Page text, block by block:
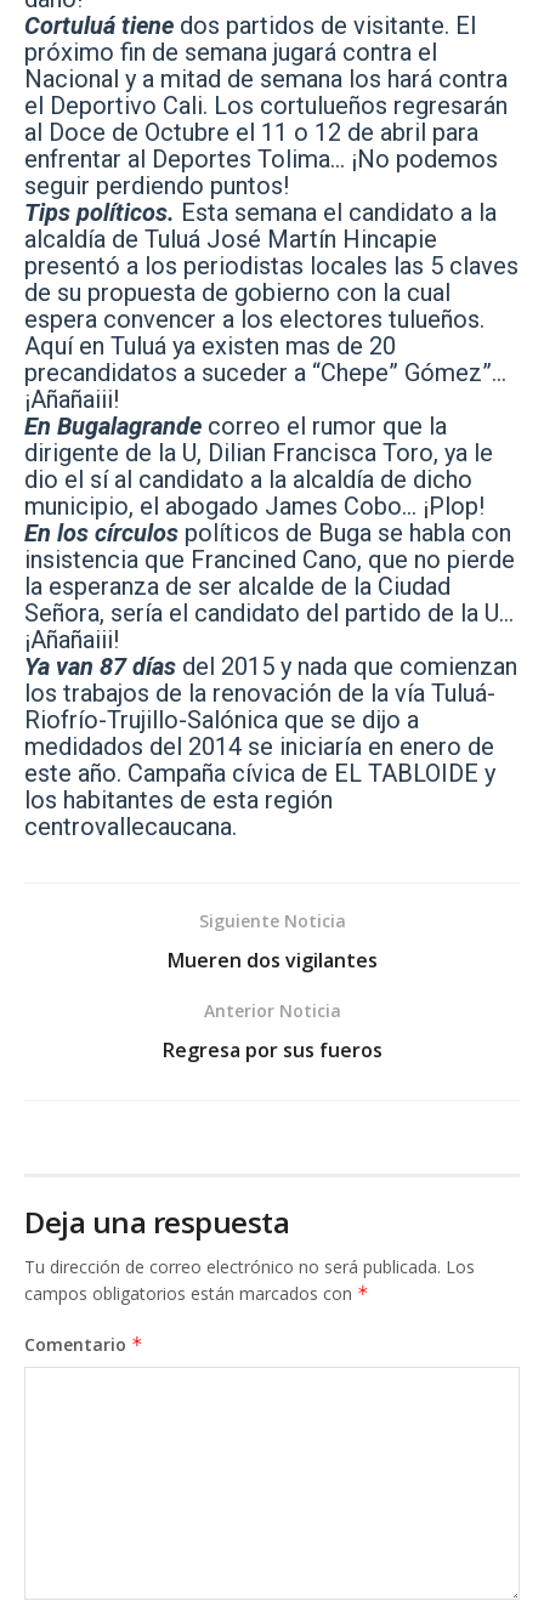
Cortuluá tiene dos partidos de visitante. El
próximo fin de semana jugará contra el
Nacional y a mitad de semana los hará contra
el Deportivo Cali. Los cortulueños regresarán
al Doce de Octubre el 11 o 12 de abril para
enfrentar al Deportes Tolima… ¡No podemos
seguir perdiendo puntos!
Tips políticos. Esta semana el candidato a la
alcaldía de Tuluá José Martín Hincapie
presentó a los periodistas locales las 5 claves
de su propuesta de gobierno con la cual
espera convencer a los electores tulueños.
Aquí en Tuluá ya existen mas de 20
precandidatos a suceder a “Chepe” Gómez”…
¡Añañaiii!
En Bugalagrande correo el rumor que la
dirigente de la U, Dilian Francisca Toro, ya le
dio el sí al candidato a la alcaldía de dicho
municipio, el abogado James Cobo… ¡Plop!
En los círculos políticos de Buga se habla con
insistencia que Francined Cano, que no pierde
la esperanza de ser alcalde de la Ciudad
Señora, sería el candidato del partido de la U…
¡Añañaiii!
Ya van 87 días del 2015 y nada que comienzan
los trabajos de la renovación de la vía Tuluá-
Riofrío-Trujillo-Salónica que se dijo a
medidados del 2014 se iniciaría en enero de
este año. Campaña cívica de EL TABLOIDE y
los habitantes de esta región
centrovallecaucana.
Siguiente Noticia
Mueren dos vigilantes
Anterior Noticia
Regresa por sus fueros
Deja una respuesta
Tu dirección de correo electrónico no será publicada. Los
campos obligatorios están marcados con *
Comentario *